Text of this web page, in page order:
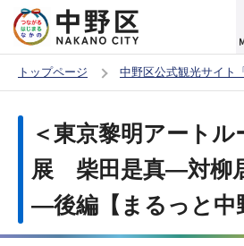
の
ー
す
トップページ 中野区公式観光サイト
＜東京黎明アートル
展 柴田是真―対柳
―後編【まるっと中